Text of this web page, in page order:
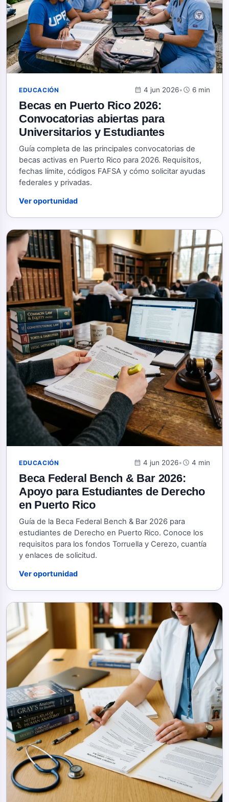
EDUCACIÓN calendar_month 4 jun 2026•schedule 6 min
Becas en Puerto Rico 2026:
Convocatorias abiertas para
Universitarios y Estudiantes
Guía completa de las principales convocatorias de
becas activas en Puerto Rico para 2026. Requisitos,
fechas límite, códigos FAFSA y cómo solicitar ayudas
federales y privadas.
Ver oportunidad
EDUCACIÓN calendar_month 4 jun 2026•schedule 4 min
Beca Federal Bench & Bar 2026:
Apoyo para Estudiantes de Derecho
en Puerto Rico
Guía de la Beca Federal Bench & Bar 2026 para
estudiantes de Derecho en Puerto Rico. Conoce los
requisitos para los fondos Torruella y Cerezo, cuantía
y enlaces de solicitud.
Ver oportunidad